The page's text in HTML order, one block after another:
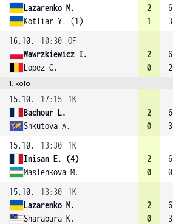
Lazarenko M.
Kotliar Y. (1)
2
1
6
3
16.10.
10:30 OF
Wawrzkiewicz I.
Lopez C.
2
0
6
2
1. kolo
15.10. 17:15
1K
Bachour L.
Shkutova A.
2
0
6
3
15.10.
13:30
1K
Inisan E. (4)
Maslenkova M.
2
0
6
0
15.10.
13:30
1K
Lazarenko M.
Sharabura K.
2
0
6
3